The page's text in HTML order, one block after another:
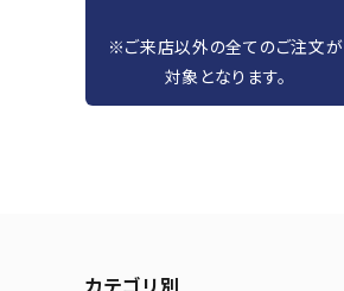
※ご来店以外の全てのご注文が
対象となります。
カテゴリ別